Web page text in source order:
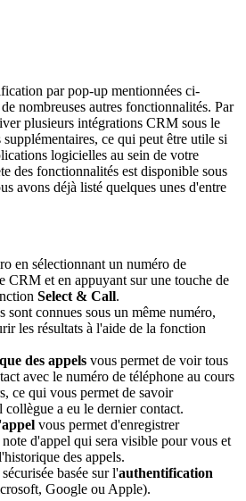
par pop-up mentionnées ci-
nombreuses autres fonctionnalités. Par
plusieurs intégrations CRM sous le
ce qui peut être utile si
logicielles au sein de votre
des fonctionnalités est disponible sous
avons déjà listé quelques unes d'entre
en sélectionnant un numéro de
CRM et en appuyant sur une touche de
Select & Call.
sont connues sous un même numéro,
les résultats à l'aide de la fonction
des appels vous permet de voir tous
avec le numéro de téléphone au cours
ce qui vous permet de savoir
collègue a eu le dernier contact.
vous permet d'enregistrer
d'appel qui sera visible pour vous et
des appels.
basée sur l'authentification
Google ou Apple).